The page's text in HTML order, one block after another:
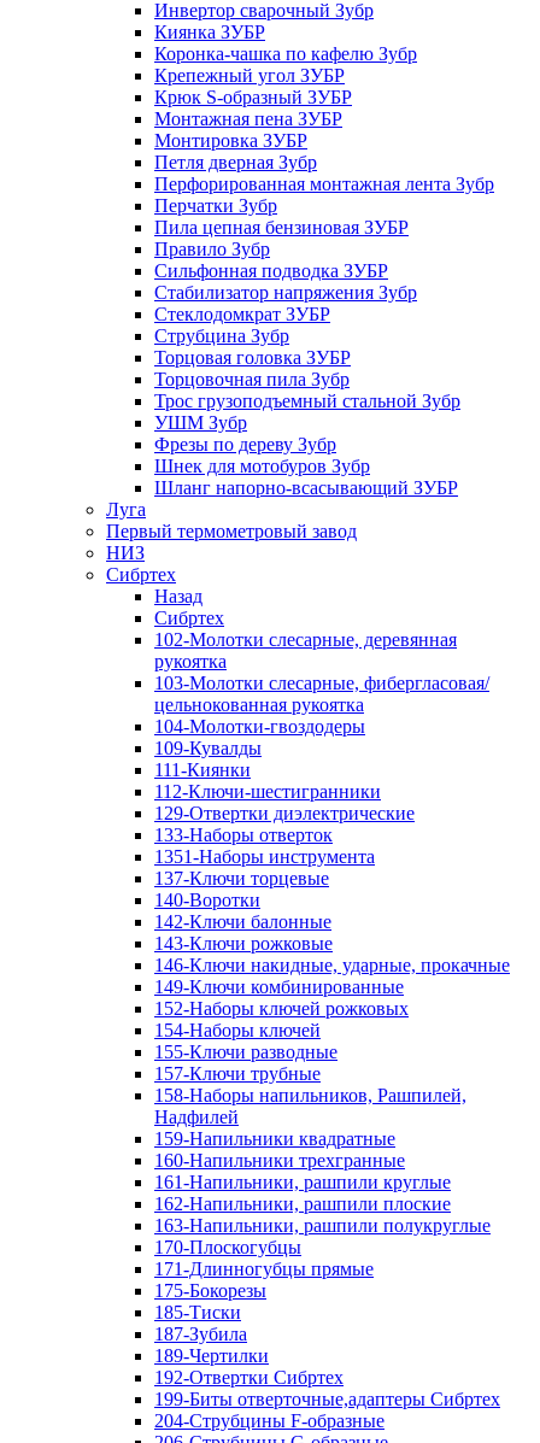
Инвертор сварочный Зубр
Киянка ЗУБР
Коронка-чашка по кафелю Зубр
Крепежный угол ЗУБР
Крюк S-образный ЗУБР
Монтажная пена ЗУБР
Монтировка ЗУБР
Петля дверная Зубр
Перфорированная монтажная лента Зубр
Перчатки Зубр
Пила цепная бензиновая ЗУБР
Правило Зубр
Сильфонная подводка ЗУБР
Стабилизатор напряжения Зубр
Стеклодомкрат ЗУБР
Струбцина Зубр
Торцовая головка ЗУБР
Торцовочная пила Зубр
Трос грузоподъемный стальной Зубр
УШМ Зубр
Фрезы по дереву Зубр
Шнек для мотобуров Зубр
Шланг напорно-всасывающий ЗУБР
Луга
Первый термометровый завод
НИЗ
Сибртех
Назад
Сибртех
102-Молотки слесарные, деревянная
рукоятка
103-Молотки слесарные, фибергласовая/
цельнокованная рукоятка
104-Молотки-гвоздодеры
109-Кувалды
111-Киянки
112-Ключи-шестигранники
129-Отвертки диэлектрические
133-Наборы отверток
1351-Наборы инструмента
137-Ключи торцевые
140-Воротки
142-Ключи балонные
143-Ключи рожковые
146-Ключи накидные, ударные, прокачные
149-Ключи комбинированные
152-Наборы ключей рожковых
154-Наборы ключей
155-Ключи разводные
157-Ключи трубные
158-Наборы напильников, Рашпилей,
Надфилей
159-Напильники квадратные
160-Напильники трехгранные
161-Напильники, рашпили круглые
162-Напильники, рашпили плоские
163-Напильники, рашпили полукруглые
170-Плоскогубцы
171-Длинногубцы прямые
175-Бокорезы
185-Тиски
187-Зубила
189-Чертилки
192-Отвертки Сибртех
199-Биты отверточные,адаптеры Сибртех
204-Струбцины F-образные